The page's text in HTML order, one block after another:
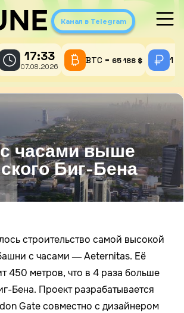
Канал в Telegram
17:33
07.08.2026
BTC = 65 188 $ 1
часами выше
Биг-Бена
строительство самой высокой
с часами — Aeternitas. Её
450 метров, что в 4 раза больше
Бена. Проект разрабатывается
Gate совместно с дизайнером